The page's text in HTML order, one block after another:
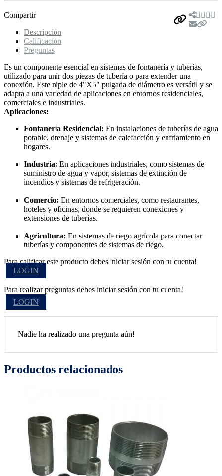
Compartir
Descripción
Calificación
Preguntas
Es un componente esencial en sistemas de fontanería y tuberías,
utilizado para unir dos piezas de tubería o para extender una
conexión. Este niple de 4"X5" pulgada de diámetro es versátil y se
adapta a una variedad de aplicaciones en entornos residenciales,
comerciales e industriales.
Aplicaciones:
Fontanería Residencial: En instalaciones de tuberías de agua
potable, drenaje y sistemas de calefacción y enfriamiento en
hogares.
Industria: En aplicaciones industriales, como sistemas de
suministro de agua y vapor, sistemas de extinción de
incendios y sistemas de refrigeración.
Comercio: En entornos comerciales, como restaurantes,
hoteles y oficinas, donde se requieren conexiones y
extensiones de tuberías.
Agricultura: En sistemas de riego agrícola para conectar
tuberías y componentes de sistemas de riego.
Para calificar este producto debes iniciar sesión con tu cuenta!
LOGIN
Para realizar preguntas debes iniciar sesión con tu cuenta!
LOGIN
Nadie ha realizado una pregunta aún!
Productos relacionados